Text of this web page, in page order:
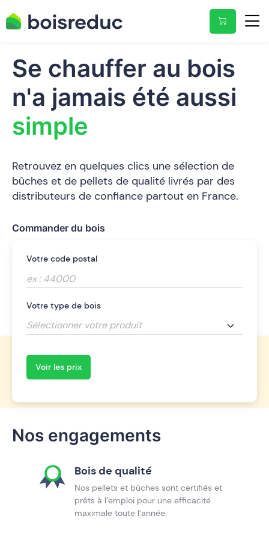
Se chauffer au bois
n'a jamais été aussi
simple
Retrouvez en quelques clics une sélection de
bûches et de pellets de qualité livrés par des
distributeurs de confiance partout en France.
Commander du bois
Votre code postal
Votre type de bois
Sélectionner votre produit
Voir les prix
Nos engagements
Bois de qualité
Nos pellets et bûches sont certifiés et
prêts à l’emploi pour une efficacité
maximale toute l’année.